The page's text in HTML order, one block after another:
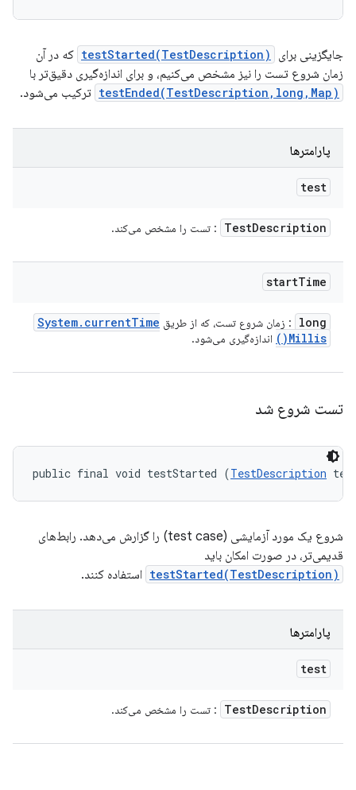
جایگزینی برای testStarted(TestDescription) که در آن
زمان شروع تست را نیز مشخص می‌کنیم، و برای اندازه‌گیری دقیق‌تر با
testEnded(TestDescription,long,Map) ترکیب می‌شود.
پارامترها
test
TestDescription : تست را مشخص می‌کند.
startTime
long : زمان شروع تست، که از طریق System. currentTime
Millis(
) اندازه‌گیری می‌شود.
تست شروع شد
public final void testStarted (TestDescription
شروع یک مورد آزمایشی (test case) را گزارش می‌دهد. رابط‌های
قدیمی‌تر، در صورت امکان باید
testStarted(TestDescription) استفاده کنند.
پارامترها
test
TestDescription : تست را مشخص می‌کند.